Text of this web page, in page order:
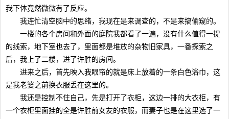
我下体竟然微微有了反应。
我连忙清空脑中的思绪，我现在是来调查的，不是来搞偷窥的。
一楼的各个房间和外面的庭院我都看了一遍，没有什么值得一提
的线索，地下室也去了，里面都是堆放的杂物旧家具，一番探索之
后，我上了二楼，进了许胜的房间。
进来之后，首先映入我眼帘的就是床上放着的一条白色浴巾，这
是我老婆之前换衣服丢在这里的。
我还是控制不住自己，先是打开了衣柜，这边一排的大衣柜，有
一个衣柜里面挂的全是许胜前女友的衣服，而妻子也是在这里选了一